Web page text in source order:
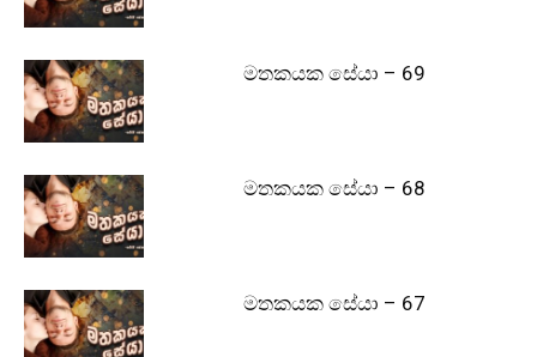
මතකයක සේයා – 69
මතකයක සේයා – 68
මතකයක සේයා – 67